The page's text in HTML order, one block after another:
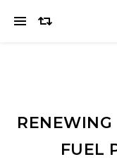
RENEWING
FUEL